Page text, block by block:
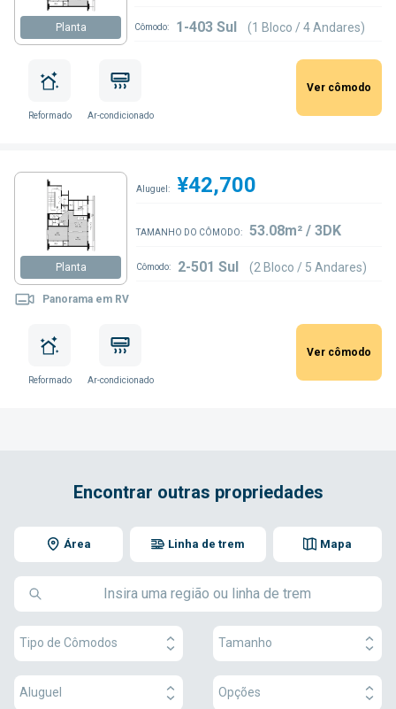
Planta Cômodo: 1-403 Sul (1 Bloco / 4 Andares)
Reformado Ar-condicionado
Ver cômodo
Planta
Panorama em RV
Aluguel: ¥42,700
TAMANHO DO CÔMODO: 53.08m² / 3DK
Cômodo: 2-501 Sul (2 Bloco / 5 Andares)
Reformado Ar-condicionado
Ver cômodo
Encontrar outras propriedades
Área Mapa
Linha de trem
Tipo de Cômodos Tamanho
Aluguel Opções